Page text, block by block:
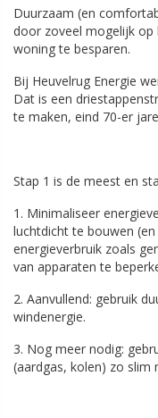
Duurzaam (en
door zoveel mogelijk op
woning te besparen.
Bij Heuvelrug Energie
Dat is een
te maken, eind 70-er
Stap 1 is de meest en
1. Minimaliseer
luchtdicht te bouwen
energieverbruik zoals
van apparaten te
2. Aanvullend: gebruik
windenergie.
3. Nog meer nodig:
(aardgas, kolen) zo slim